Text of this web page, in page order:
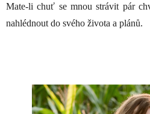
Mate-li chuť se mnou strávit pár
nahlédnout do svého života a plánů.